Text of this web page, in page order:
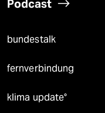
Podcast
bundestalk
fernverbindung
klima update°